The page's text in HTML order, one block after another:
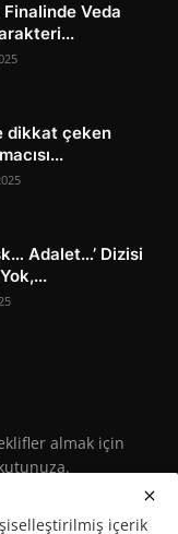
Finalinde Veda
dikkat çeken
Adalet…’ Dizisi
almak için
Abone Ol
içerik